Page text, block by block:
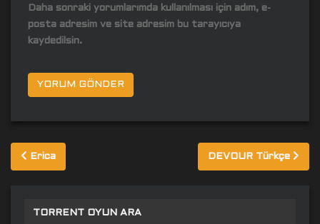
Daha sonraki yorumlarımda kullanılması için adım, e-
posta adresim ve site adresim bu tarayıcıya
kaydedilsin.
Yazı
gezinmesi
Erica DEVOUR Türkçe
TORRENT OYUN ARA